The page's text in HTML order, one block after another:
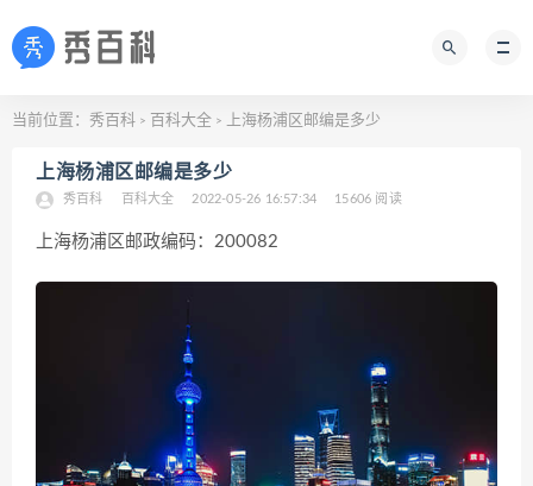
当前位置： 秀百科 > 百科大全 > 上海杨浦区邮编是多少
上海杨浦区邮编是多少
秀百科 百科大全 2022-05-26 16:57:34 15606 阅读
上海杨浦区邮政编码：200082